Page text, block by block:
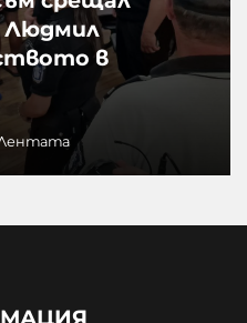
Людмил
в